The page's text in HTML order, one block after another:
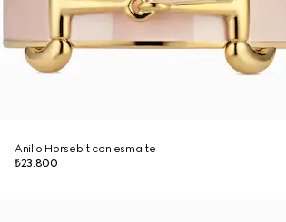
Anillo Horsebit con esmalte
₺23.800